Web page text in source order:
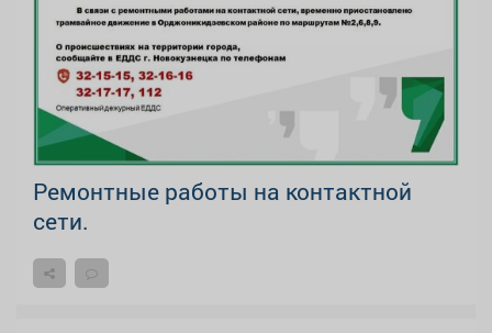
Ремонтные работы на контактной
сети.